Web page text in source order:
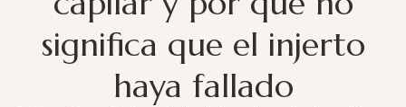
significa que el injerto
haya fallado